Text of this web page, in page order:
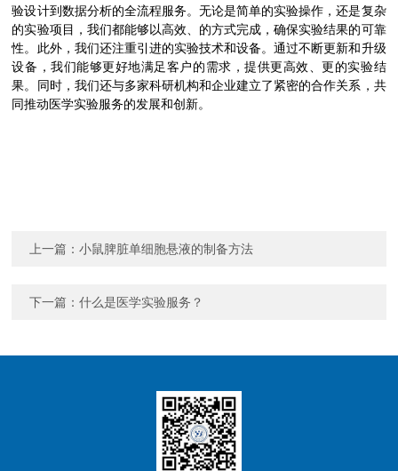
验设计到数据分析的全流程服务。无论是简单的实验操作，还是复杂
的实验项目，我们都能够以高效、的方式完成，确保实验结果的可靠
性。此外，我们还注重引进的实验技术和设备。通过不断更新和升级
设备，我们能够更好地满足客户的需求，提供更高效、更的实验结
果。同时，我们还与多家科研机构和企业建立了紧密的合作关系，共
同推动医学实验服务的发展和创新。
上一篇：小鼠脾脏单细胞悬液的制备方法
下一篇：什么是医学实验服务？